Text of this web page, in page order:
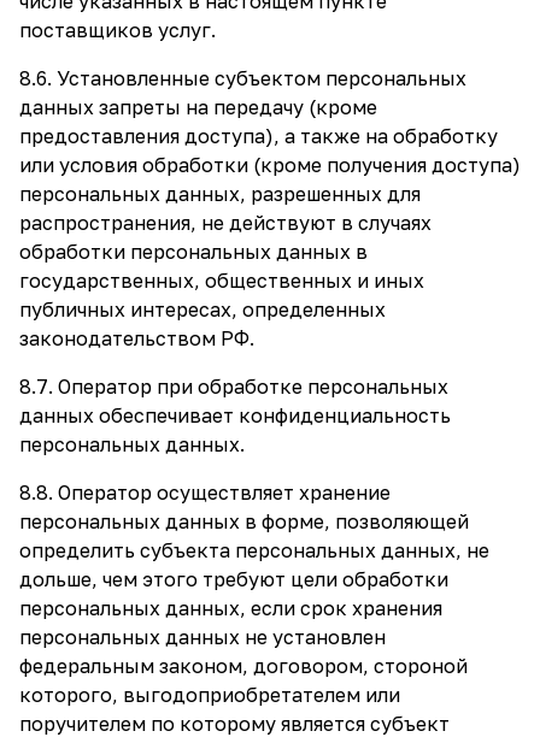
поставщиков услуг.
8.6. Установленные субъектом персональных
данных запреты на передачу (кроме
предоставления доступа), а также на обработку
или условия обработки (кроме получения доступа)
персональных данных, разрешенных для
распространения, не действуют в случаях
обработки персональных данных в
государственных, общественных и иных
публичных интересах, определенных
законодательством РФ.
8.7. Оператор при обработке персональных
данных обеспечивает конфиденциальность
персональных данных.
8.8. Оператор осуществляет хранение
персональных данных в форме, позволяющей
определить субъекта персональных данных, не
дольше, чем этого требуют цели обработки
персональных данных, если срок хранения
персональных данных не установлен
федеральным законом, договором, стороной
которого, выгодоприобретателем или
поручителем по которому является субъект